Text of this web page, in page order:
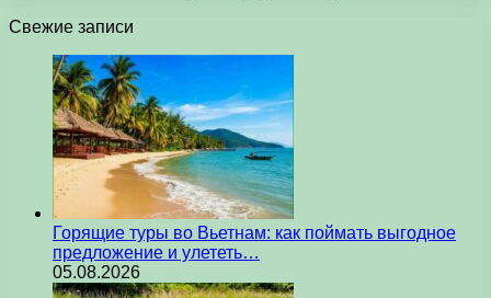
Свежие записи
Горящие туры во Вьетнам: как поймать выгодное
предложение и улететь…
05.08.2026